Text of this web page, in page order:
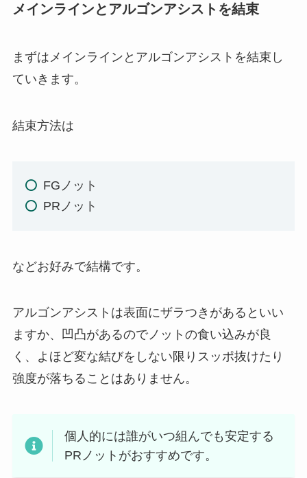
メインラインとアルゴンアシストを結束
まずはメインラインとアルゴンアシストを結束し
ていきます。
結束方法は
FGノット
PRノット
などお好みで結構です。
アルゴンアシストは表面にザラつきがあるといい
ますか、凹凸があるのでノットの食い込みが良
く、よほど変な結びをしない限りスッポ抜けたり
強度が落ちることはありません。
個人的には誰がいつ組んでも安定する
PRノットがおすすめです。